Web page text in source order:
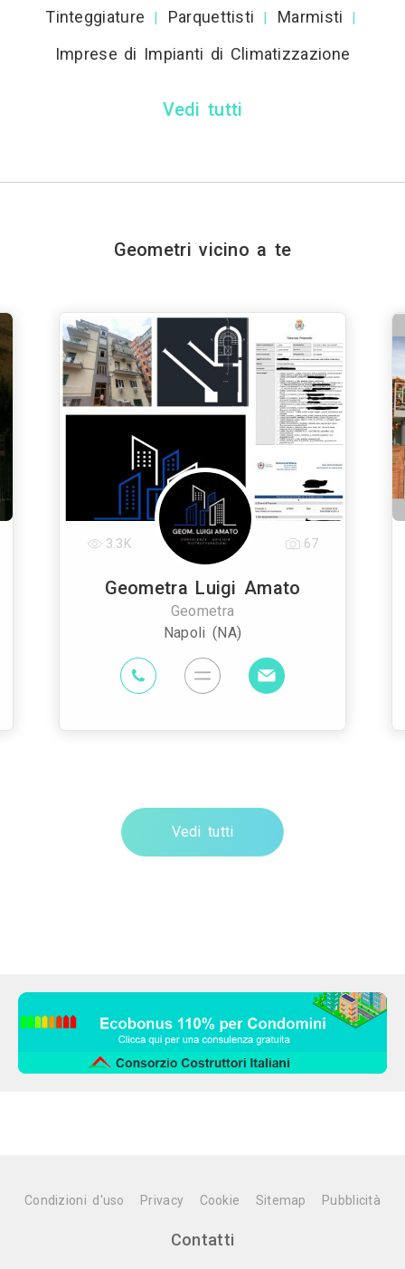
Tinteggiature
| Parquettisti | Marmisti |
Imprese di Impianti di Climatizzazione
Vedi tutti
Geometri vicino a te
Geometra Luigi Amato
Geometra
Napoli (NA)
3.3K 67
Vedi tutti
Condizioni d'uso Privacy Cookie Sitemap Pubblicità
Contatti